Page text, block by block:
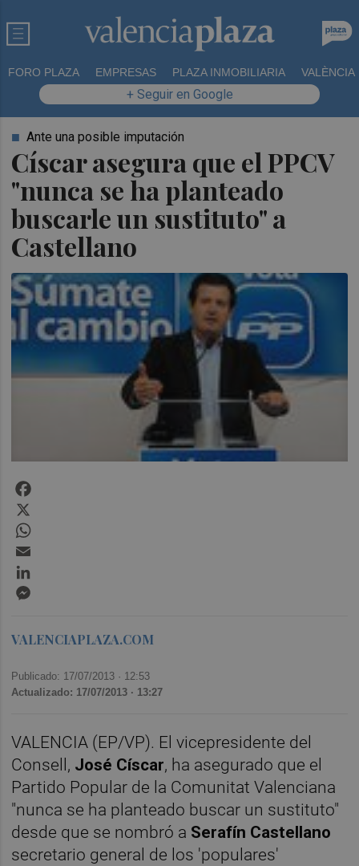
FORO PLAZA EMPRESAS PLAZA INMOBILIARIA VALÈNCIA
+ Seguir en Google
Císcar asegura que el PPCV
"nunca se ha planteado
buscarle un sustituto" a
Castellano
Ante una posible imputación
VALENCIAPLAZA.COM
Publicado: 17/07/2013 · 12:53
Actualizado: 17/07/2013 · 13:27
VALENCIA (EP/VP). El vicepresidente del
Consell, José Císcar, ha asegurado que el
Partido Popular de la Comunitat Valenciana
"nunca se ha planteado buscar un sustituto"
desde que se nombró a Serafín Castellano
secretario general de los 'populares'